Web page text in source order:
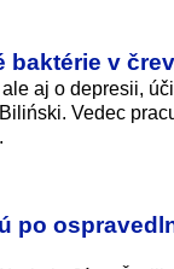
v
aj o depresii,
Vedec
po